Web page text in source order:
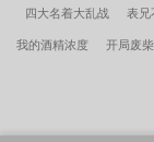
四大名着大乱战 表兄
我的酒精浓度 开局废